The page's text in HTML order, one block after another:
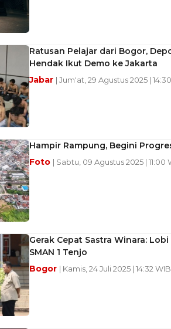
Ratusan Pelajar dari Bogor,
Hendak Ikut Demo ke Jakarta
Jabar | Jum'at, 29 Agustus 2025 |
Hampir Rampung, Begini
Foto | Sabtu, 09 Agustus 2025 | 11:00
Gerak Cepat Sastra Winara:
SMAN 1 Tenjo
Bogor | Kamis, 24 Juli 2025 | 14:32 WIB